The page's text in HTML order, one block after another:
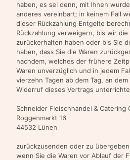
haben, es sei denn, mit Ihnen
anderes vereinbart; in keinem Fall
dieser Rückzahlung Entgelte
Rückzahlung verweigern, bis wir die
zurückerhalten haben oder bis Sie
haben, dass Sie die Waren
nachdem, welches der frühere
Waren unverzüglich und in jedem
vierzehn Tagen ab dem Tag, an
Widerruf dieses Vertrags
Schneider Fleischhandel & Catering
Roggenmarkt 16
44532 Lünen
zurückzusenden oder zu
wenn Sie die Waren vor Ablauf der